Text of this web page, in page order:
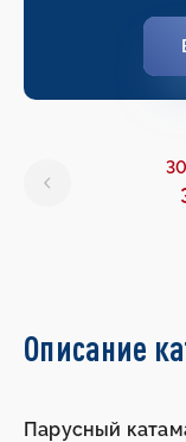
Описание
Парусный